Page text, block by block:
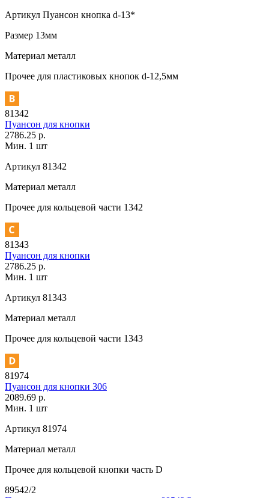
Артикул Пуансон кнопка d-13*
Размер 13мм
Материал металл
Прочее для пластиковых кнопок d-12,5мм
81342
Пуансон для кнопки
2786.25 р.
Мин. 1 шт
Артикул 81342
Материал металл
Прочее для кольцевой части 1342
81343
Пуансон для кнопки
2786.25 р.
Мин. 1 шт
Артикул 81343
Материал металл
Прочее для кольцевой части 1343
81974
Пуансон для кнопки 306
2089.69 р.
Мин. 1 шт
Артикул 81974
Материал металл
Прочее для кольцевой кнопки часть D
89542/2